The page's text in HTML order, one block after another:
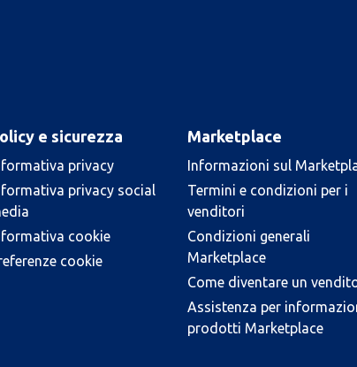
e sicurezza
privacy
privacy social
cookie
cookie
Marketplace
Informazioni sul
Termini e condizioni per i
venditori
Condizioni generali
Marketplace
Come diventare un
Assistenza per
prodotti Marketplace